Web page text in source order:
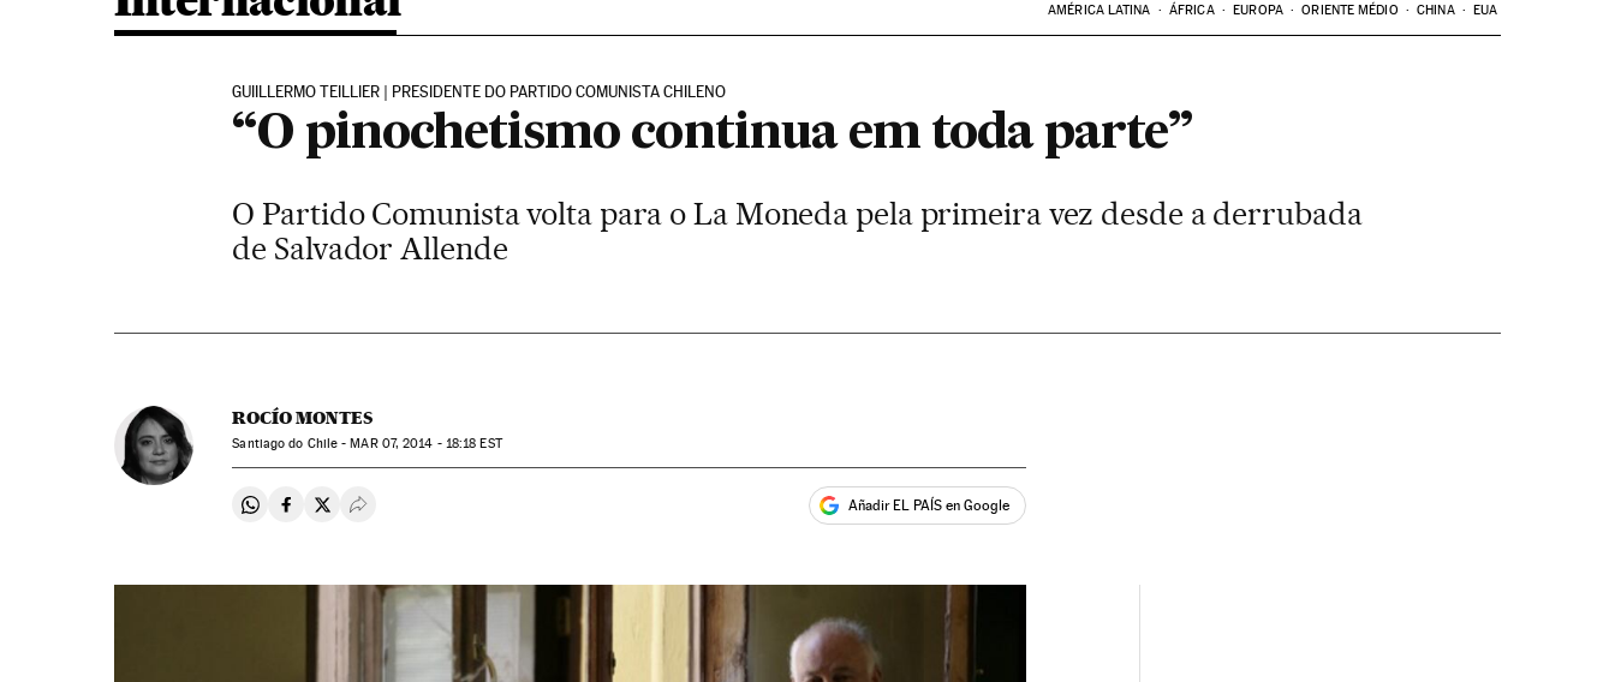
AMÉRICA LATINA ÁFRICA EUROPA ORIENTE MÉDIO CHINA EUA
GUIILLERMO TEILLIER | PRESIDENTE DO PARTIDO COMUNISTA CHILENO
“O pinochetismo continua em toda parte”
O Partido Comunista volta para o La Moneda pela primeira vez desde a derrubada
de Salvador Allende
ROCÍO MONTES
Santiago do Chile -MAR07, 2014 - 18:18 EST
Compartir en Whatsapp
Compartir en Facebook
Compartir en Twitter
Desplegar Redes Sociales Añadir EL PAÍS en Google